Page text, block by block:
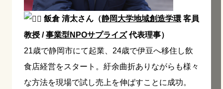
飯倉 清太さん（静岡大学地域創造学環 客員
教授 /事業型NPOサプライズ代表理事）
21歳で静岡市にて起業、24歳で伊豆へ移住し飲
食店経営をスタート。紆余曲折ありながらも様々
な方法を現場で試し売上を伸ばすことに成功。